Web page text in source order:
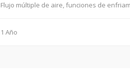
Flujo múltiple de aire, funciones de
1 Año